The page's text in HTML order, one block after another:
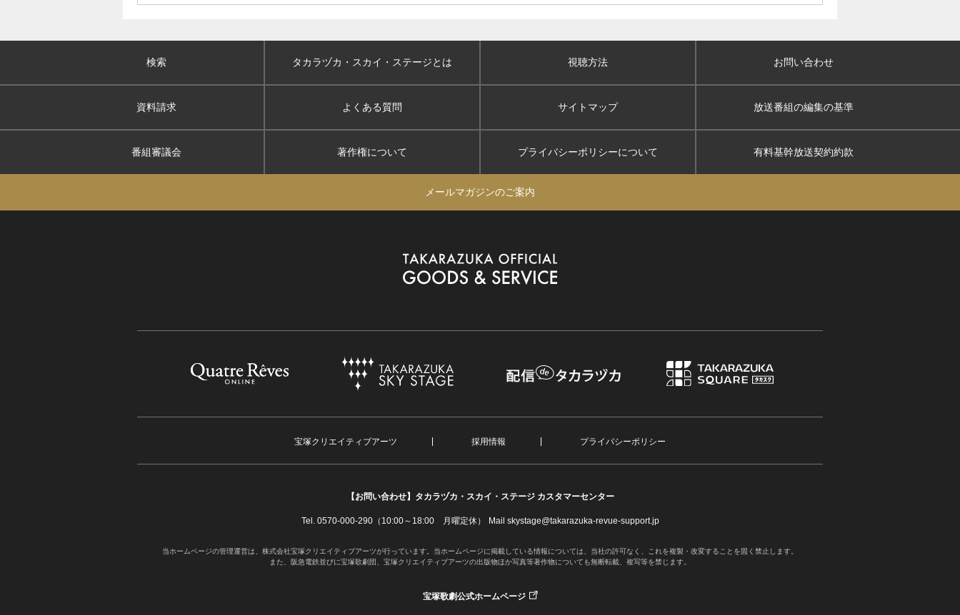
検索 タカラヅカ・スカイ ・ステージとは 視聴方法 お問い合わせ
資料請求 よくある質問 サイトマップ 放送番組の編集の基準
番組審議会 著作権について プライバシーポリシーについて 有料基幹放送契約約款
メールマガジンのご案内
宝塚クリエイティブアーツ 採用情報 プライバシーポリシー
【お問い合わせ】 タカラヅカ・スカイ・ステージ カスタマーセンター
Tel. 0570-000-290（10:00～18:00 月曜定休） Mail skystage@takarazuka-revue-support.jp
当ホームページの管理運営は、株式会社宝塚クリエイティブアーツが行っています。当ホームページに掲載している情報については、当社の許可なく、これを複製・改変することを固く禁止します。
また、阪急電鉄並びに宝塚歌劇団、宝塚クリエイティブアーツの出版物ほか写真等著作物についても無断転載、複写等を禁じます。
宝塚歌劇公式ホームページ